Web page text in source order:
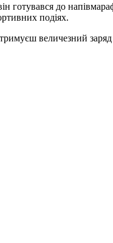
готувався до
подіях.
величезний